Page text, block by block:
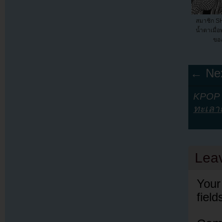
สมาชิก
น้ำตาเมื่อ
ขอ
←
ทะเลา